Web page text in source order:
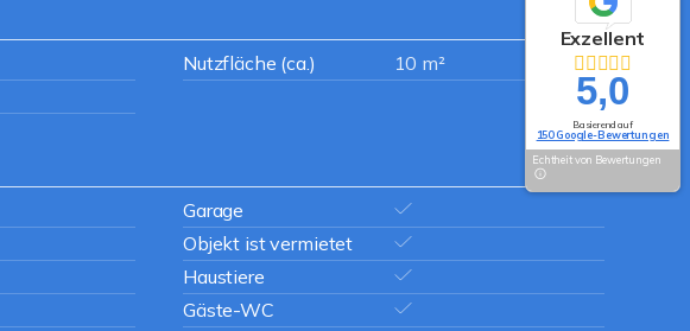
Nutzfläche (ca.)
10 m²
Garage
Objekt ist vermietet
Haustiere
Gäste-WC
Exzellent
5,0
Basierend auf
150 Google-Bewertungen
Echtheit von Bewertungen